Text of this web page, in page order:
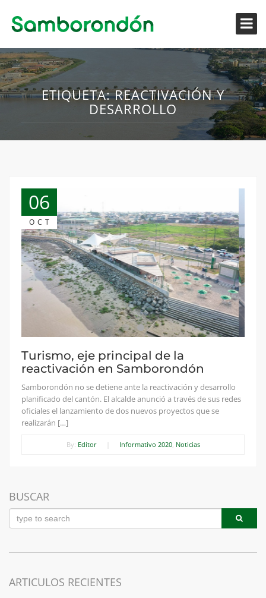
ETIQUETA:REACTIVACIÓN Y
DESARROLLO
06
OCT
Turismo, eje principal de la
reactivación en Samborondón
Samborondón no se detiene ante la reactivación y desarrollo
planificado del cantón. El alcalde anunció a través de sus redes
oficiales el lanzamiento de dos nuevos proyectos que se
realizarán […]
By: Editor Informativo 2020, Noticias
BUSCAR
ARTICULOS RECIENTES